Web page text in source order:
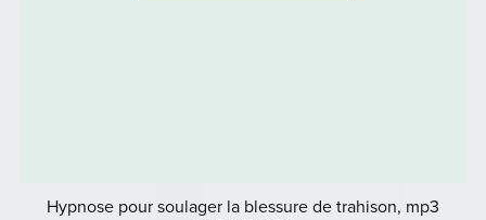
Hypnose pour soulager la blessure de trahison, mp3